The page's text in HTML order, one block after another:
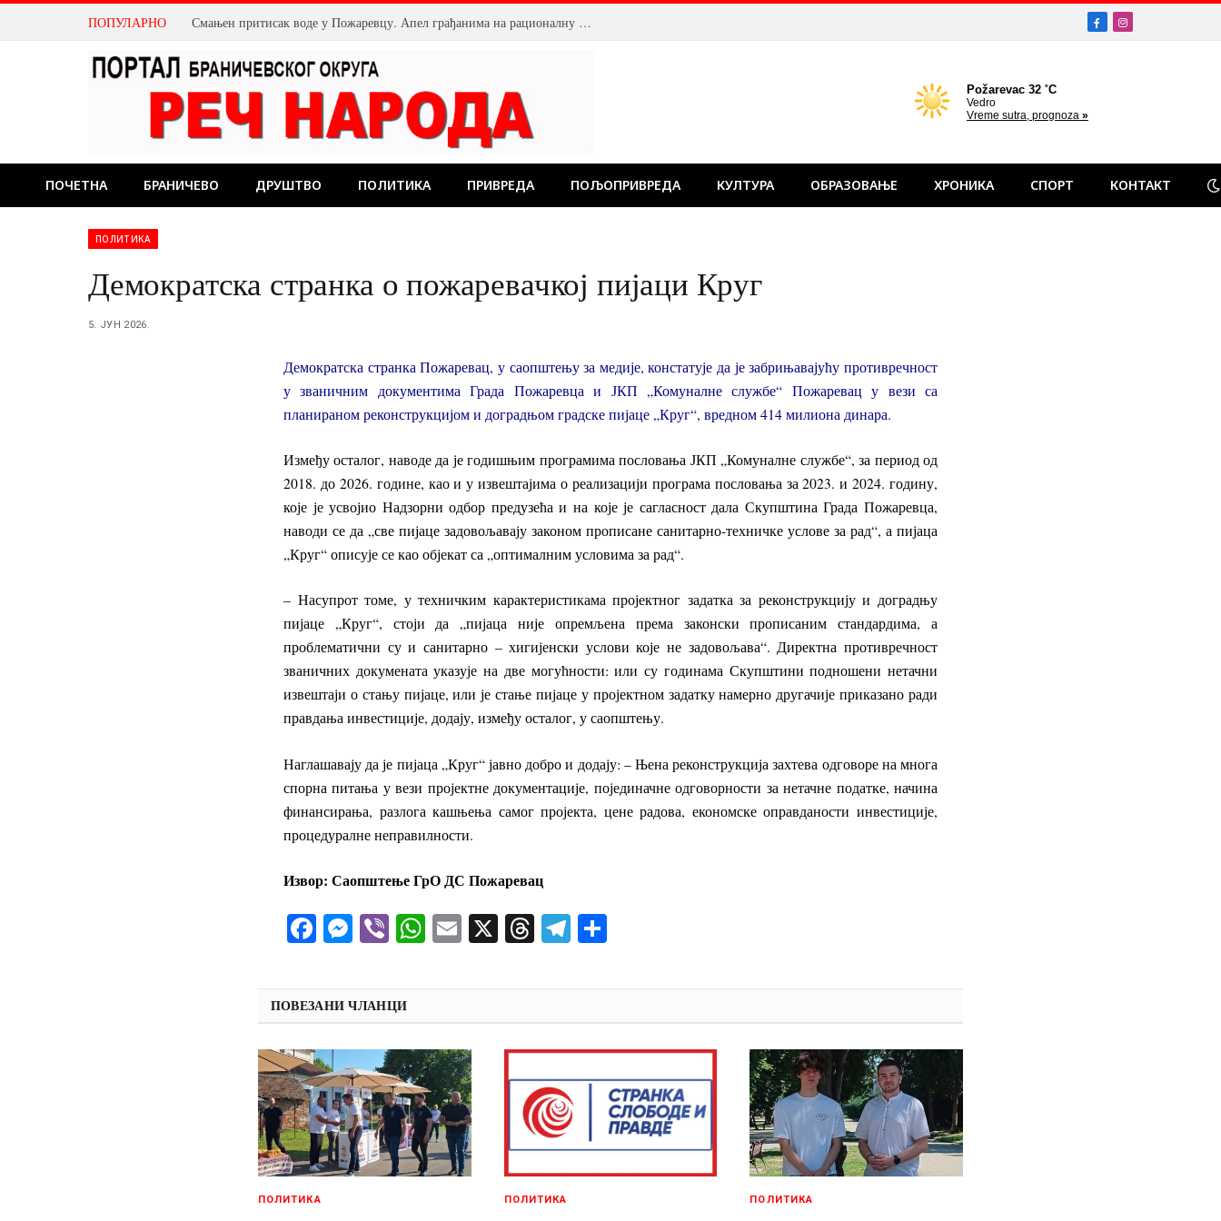
ПОПУЛАРНО Смањен притисак воде у Пожаревцу. Апел грађанима на рационалну потрошњу FacebookInstagram
ПОЧЕТНА БРАНИЧЕВО ДРУШТВО ПОЛИТИКА ПРИВРЕДА ПОЉОПРИВРЕДА КУЛТУРА ОБРАЗОВАЊЕ ХРОНИКА СПОРТ КОНТАКТ
ПОЛИТИКА
Демократска странка о пожаревачкој пијаци Круг
5. ЈУН 2026.
Демократска странка Пожаревац, у саопштењу за медије, констатује да је забрињавајућу противречност
у званичним документима Града Пожаревца и ЈКП „Комуналне службе“ Пожаревац у вези са
планираном реконструкцијом и доградњом градске пијаце „Круг“, вредном 414 милиона динара.
Између осталог, наводе да је годишњим програмима пословања ЈКП „Комуналне службе“, за период од
2018. до 2026. године, као и у извештајима о реализацији програма пословања за 2023. и 2024. годину,
које је усвојио Надзорни одбор предузећа и на које је сагласност дала Скупштина Града Пожаревца,
наводи се да „све пијаце задовољавају законом прописане санитарно-техничке услове за рад“, а пијаца
„Круг“ описује се као објекат са „оптималним условима за рад“.
– Насупрот томе, у техничким карактеристикама пројектног задатка за реконструкцију и доградњу
пијаце „Круг“, стоји да „пијаца није опремљена према законски прописаним стандардима, а
проблематични су и санитарно – хигијенски услови које не задовољава“. Директна противречност
званичних докумената указује на две могућности: или су годинама Скупштини подношени нетачни
извештаји о стању пијаце, или је стање пијаце у пројектном задатку намерно другачије приказано ради
правдања инвестиције, додају, између осталог, у саопштењу.
Наглашавају да је пијаца „Круг“ јавно добро и додају: – Њена реконструкција захтева одговоре на многа
спорна питања у вези пројектне документације, појединачне одговорности за нетачне податке, начина
финансирања, разлога кашњења самог пројекта, цене радова, економске оправданости инвестиције,
процедуралне неправилности.
Извор: СаопштењеГрО ДС Пожаревац
Facebook
Messenger
ViberWhatsApp
Email
X ThreadsTelegram
ПОВЕЗАНИ ЧЛАНЦИ
ПОЛИТИКА ПОЛИТИКА ПОЛИТИКА